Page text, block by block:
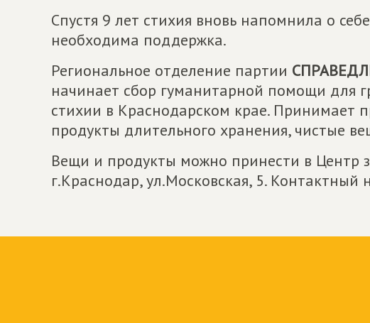
Спустя 9 лет стихия вновь напомнила о
необходима поддержка.
Региональное отделение партии
начинает сбор гуманитарной помощи для
стихии в Краснодарском крае. Принимает
продукты длительного хранения, чистые
Вещи и продукты можно принести в Центр
г.Краснодар, ул.Московская, 5.